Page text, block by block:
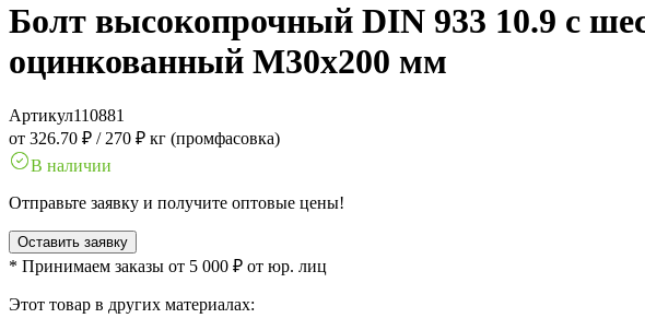
Болт высокопрочный DIN 933 10.9 с
оцинкованный M30x200 мм
Артикул110881
от 326.70 ₽ / 270 ₽ кг (промфасовка)
В наличии
Отправьте заявку и получите оптовые цены!
Оставить заявку
* Принимаем заказы от 5 000 ₽ от юр. лиц
Этот товар в других материалах: